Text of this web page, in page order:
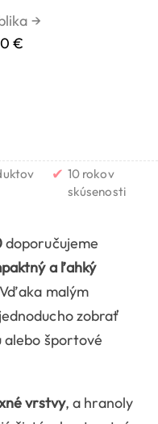
→
€
✔ 10 rokov
skúsenosti
doporučujeme
a ľahký
malým
zobrať
alebo športové
vrstvy, a hranoly